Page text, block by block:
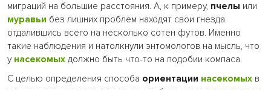
миграций на большие расстояния. А, к примеру, пчелы или
муравьи без лишних проблем находят свои гнезда
отдалившись всего на несколько сотен футов. Именно
такие наблюдения и натолкнули энтомологов на мысль, что
у насекомых должно быть что-то на подобии компаса.
С целью определения способа ориентации насекомых в